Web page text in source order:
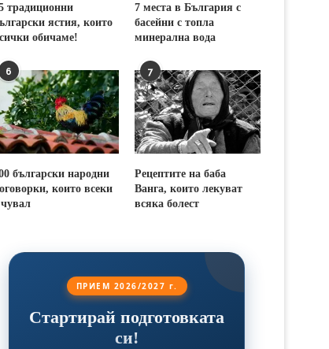
традиционни
ястия, които
обичаме!
7 места в България с
басейни с топла
минерална вода
6
български народни
които всеки
7
Рецептите на баба
Ванга, които лекуват
всяка болест
ПРИЕМ 2026/2027 г.
Стартирай подготовката
си!